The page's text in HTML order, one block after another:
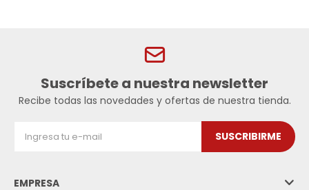
Suscríbete a nuestra newsletter
Recibe todas las novedades y ofertas de nuestra tienda.
SUSCRIBIRME
EMPRESA